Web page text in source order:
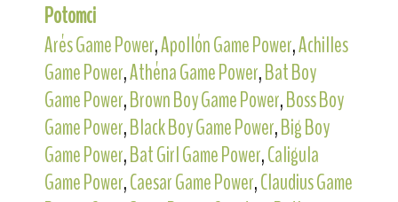
Potomci
Arés Game Power,Apollón Game Power,Achilles
Game Power,Athéna Game Power,Bat Boy
Game Power,Brown Boy Game Power,Boss Boy
Game Power,Black Boy Game Power,Big Boy
Game Power,Bat Girl Game Power,Caligula
Game Power,Caesar Game Power,Claudius Game